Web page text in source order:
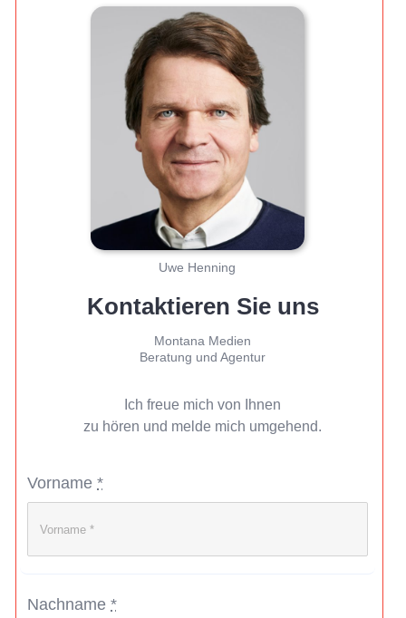
Uwe Henning
Kontaktieren Sie uns
Montana Medien
Beratung und Agentur
Ich freue mich von Ihnen
zu hören und melde mich umgehend.
Vorname*
Nachname*